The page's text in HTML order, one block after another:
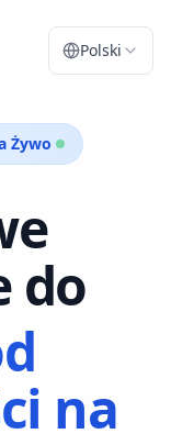
Polski
Żywo
do
na